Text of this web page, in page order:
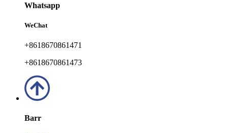
Whatsapp
WeChat
+8618670861471
+8618670861473
Barr